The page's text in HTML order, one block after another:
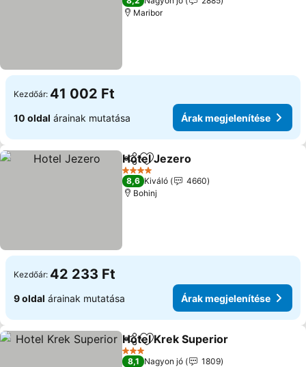
Maribor
Kezdőár: 41 002 Ft
10 oldal árainak mutatása Árak megjelenítése
Megosztás
Hozzáadás a kedvencekhez
Hotel Jezero
4 Kategória
8,6 Kiváló
4660
Bohinj
Kezdőár: 42 233 Ft
9 oldal árainak mutatása Árak megjelenítése
Megosztás
Hozzáadás a kedvencekhez
Hotel Krek Superior
3 Kategória
8,1 Nagyon jó
1809